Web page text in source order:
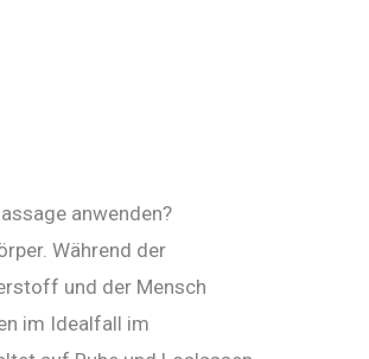
anwenden?
Während der
und der Mensch
im Idealfall im